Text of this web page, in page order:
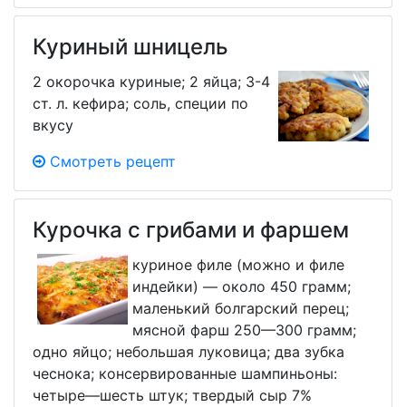
Куриный шницель
2 окорочка куриные; 2 яйца; 3-4
ст. л. кефира; соль, специи по
вкусу
Смотреть рецепт
Курочка с грибами и фаршем
куриное филе (можно и филе
индейки) — около 450 грамм;
маленький болгарский перец;
мясной фарш 250—300 грамм;
одно яйцо; небольшая луковица; два зубка
чеснока; консервированные шампиньоны:
четыре—шесть штук; твердый сыр 7%